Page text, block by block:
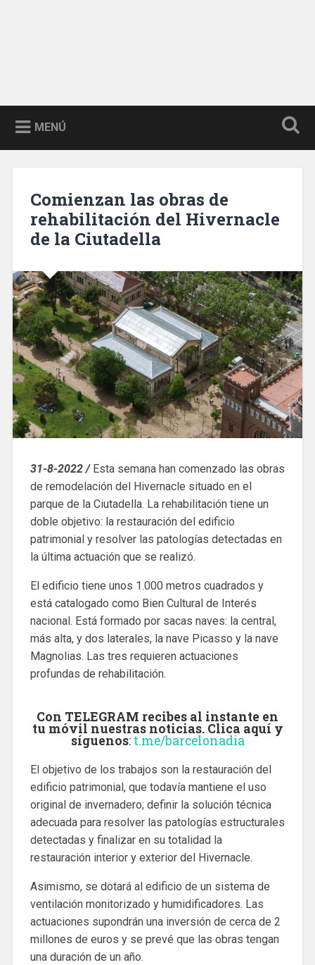
MENÚ
Comienzan las obras de
rehabilitación del Hivernacle
de la Ciutadella
31-8-2022 /Esta semana han comenzado las obras
de remodelación del Hivernacle situado en el
parque de la Ciutadella. La rehabilitación tiene un
doble objetivo: la restauración del edificio
patrimonial y resolver las patologías detectadas en
la última actuación que se realizó.
El edificio tiene unos 1.000 metros cuadrados y
está catalogado como Bien Cultural de Interés
nacional. Está formado por sacas naves: la central,
más alta, y dos laterales, la nave Picasso y la nave
Magnolias. Las tres requieren actuaciones
profundas de rehabilitación.
Con TELEGRAM recibes al instante en
tu móvil nuestras noticias. Clica aquí y
síguenos: t.me/barcelonadia
El objetivo de los trabajos son la restauración del
edificio patrimonial, que todavía mantiene el uso
original de invernadero; definir la solución técnica
adecuada para resolver las patologías estructurales
detectadas y finalizar en su totalidad la
restauración interior y exterior del Hivernacle.
Asimismo, se dotará al edificio de un sistema de
ventilación monitorizado y humidificadores. Las
actuaciones supondrán una inversión de cerca de 2
millones de euros y se prevé que las obras tengan
una duración de un año.